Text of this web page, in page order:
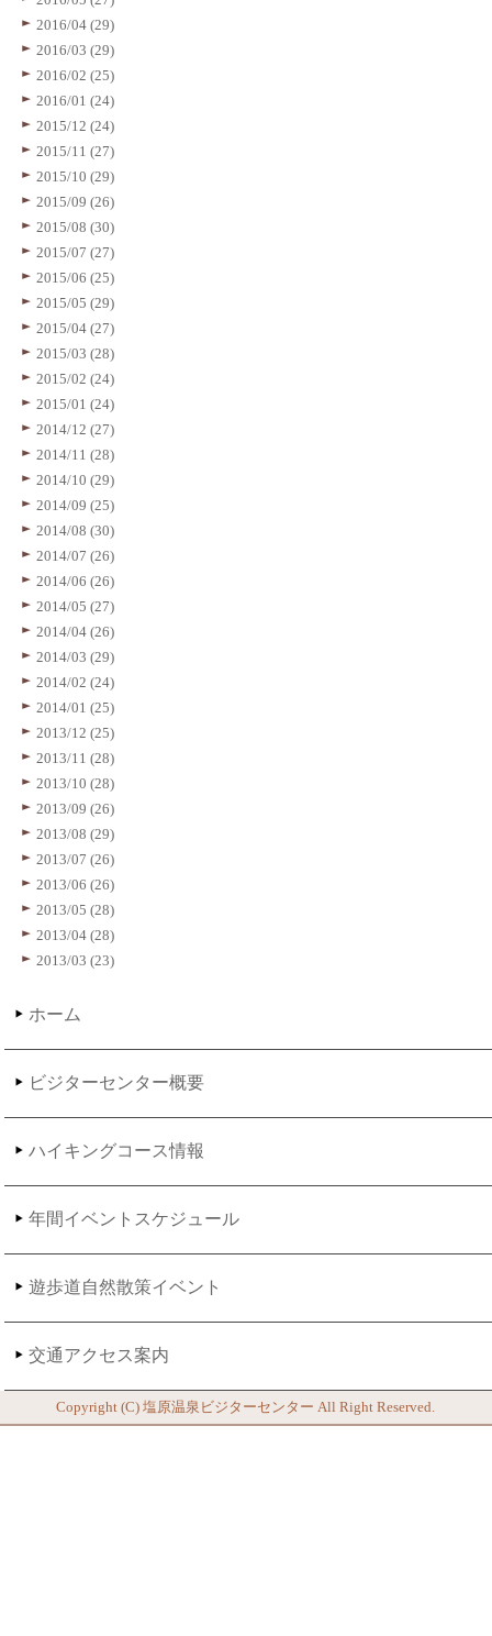
2016/04 (29)
2016/03 (29)
2016/02 (25)
2016/01 (24)
2015/12 (24)
2015/11 (27)
2015/10 (29)
2015/09 (26)
2015/08 (30)
2015/07 (27)
2015/06 (25)
2015/05 (29)
2015/04 (27)
2015/03 (28)
2015/02 (24)
2015/01 (24)
2014/12 (27)
2014/11 (28)
2014/10 (29)
2014/09 (25)
2014/08 (30)
2014/07 (26)
2014/06 (26)
2014/05 (27)
2014/04 (26)
2014/03 (29)
2014/02 (24)
2014/01 (25)
2013/12 (25)
2013/11 (28)
2013/10 (28)
2013/09 (26)
2013/08 (29)
2013/07 (26)
2013/06 (26)
2013/05 (28)
2013/04 (28)
2013/03 (23)
ホーム
ビジターセンター概要
ハイキングコース情報
年間イベントスケジュール
遊歩道自然散策イベント
交通アクセス案内
Copyright (C)塩原温泉ビジターセンター All Right Reserved.